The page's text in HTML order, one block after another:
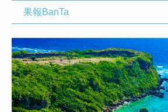
果報BanTa